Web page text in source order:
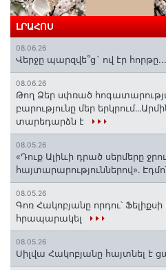
ԼՐԱՀՈՍ
08.06.26
Վերջը պարզվե՞ց` ով էր
08.06.26
Թող Ձեր սփռած
բարությունը մեր
տարեդարձն է
08.05.26
«Դուք Ալիևի դրած սերմերը
հայտարարություններով»․
08.05.26
Գոռ Հակոբյանը որդու՝
հրապարակել
08.05.26
Սիլվա Հակոբյանը հայտնել է